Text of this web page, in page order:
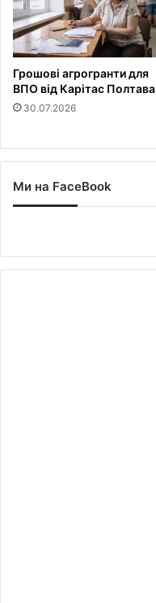
Грошові агрогранти для
ВПО від Карітас Полтава
30.07.2026
Ми на FaceBook